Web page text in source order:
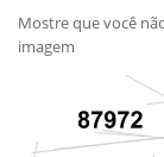
Mostre que você
imagem